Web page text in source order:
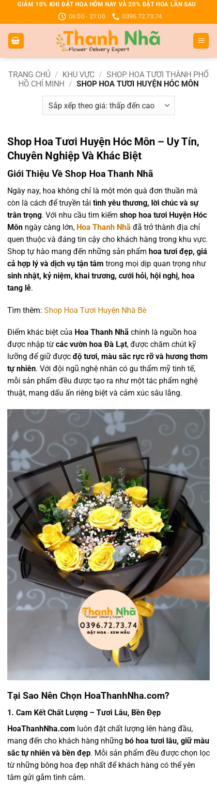
dung
GIẢM 10% KHI ĐẶT HOA HÔM NAY VÀ 20% ĐẶT HOA LẦN SAU
06:00 - 21:00 0396.72.73.74
TRANG CHỦ / KHU VỰC / SHOP HOA TƯƠI THÀNH PHỐ
HỒ CHÍ MINH / SHOP HOA TƯƠI HUYỆN HÓC MÔN
Shop Hoa Tươi Huyện Hóc Môn – Uy Tín,
Chuyên Nghiệp Và Khác Biệt
Giới Thiệu Về Shop Hoa Thanh Nhã
Ngày nay, hoa không chỉ là một món quà đơn thuần mà
còn là cách để truyền tải tình yêu thương, lời chúc và sự
trân trọng. Với nhu cầu tìm kiếm shop hoa tươi Huyện Hóc
Môn ngày càng lớn, Hoa Thanh Nhã đã trở thành địa chỉ
quen thuộc và đáng tin cậy cho khách hàng trong khu vực.
Shop tự hào mang đến những sản phẩm hoa tươi đẹp, giá
cả hợp lý và dịch vụ tận tâm trong mọi dịp quan trọng như
sinh nhật, kỷ niệm, khai trương, cưới hỏi, hội nghị, hoa
tang lễ.
Tìm thêm: Shop Hoa Tươi Huyện Nhà Bè
Điểm khác biệt của Hoa Thanh Nhã chính là nguồn hoa
được nhập từ các vườn hoa Đà Lạt, được chăm chút kỹ
lưỡng để giữ được độ tươi, màu sắc rực rỡ và hương thơm
tự nhiên. Với đội ngũ nghệ nhân có gu thẩm mỹ tinh tế,
mỗi sản phẩm đều được tạo ra như một tác phẩm nghệ
thuật, mang dấu ấn riêng biệt và cảm xúc sâu lắng.
Tại Sao Nên Chọn HoaThanhNha.com?
1. Cam Kết Chất Lượng – Tươi Lâu, Bền Đẹp
HoaThanhNha.com luôn đặt chất lượng lên hàng đầu,
mang đến cho khách hàng những bó hoa tươi lâu, giữ màu
sắc tự nhiên và bền đẹp. Mỗi sản phẩm đều được chọn lọc
từ những bông hoa đẹp nhất để khách hàng có thể yên
tâm gửi gắm tình cảm.